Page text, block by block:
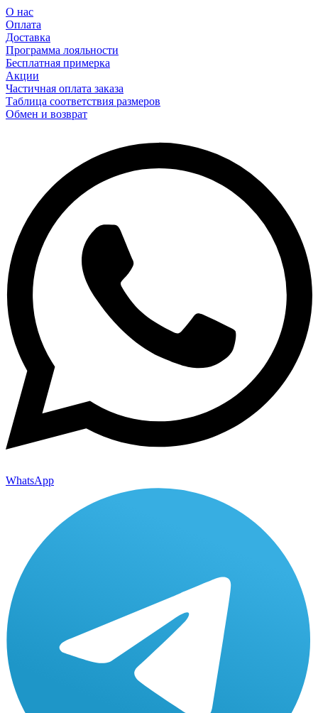
О нас
Оплата
Доставка
Программа лояльности
Бесплатная примерка
Акции
Частичная оплата заказа
Таблица соответствия размеров
Обмен и возврат
WhatsApp